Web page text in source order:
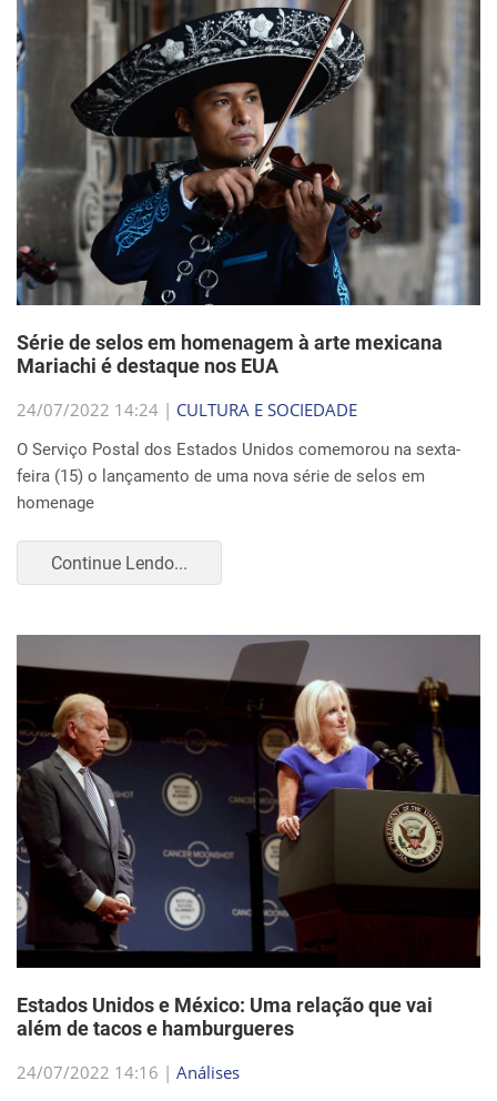
Série de selos em homenagem à arte mexicana
Mariachi é destaque nos EUA
24/07/2022 14:24 | CULTURA E SOCIEDADE
O Serviço Postal dos Estados Unidos comemorou na sexta-
feira (15) o lançamento de uma nova série de selos em
homenage
Continue Lendo...
Estados Unidos e México: Uma relação que vai
além de tacos e hamburgueres
24/07/2022 14:16 | Análises